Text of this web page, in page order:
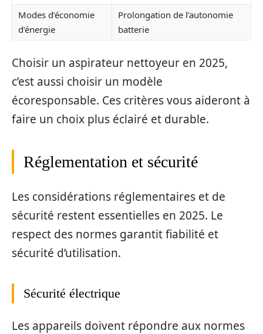
Modes d’économie
d’énergie
Prolongation de l’autonomie
batterie
Choisir un aspirateur nettoyeur en 2025,
c’est aussi choisir un modèle
écoresponsable. Ces critères vous aideront à
faire un choix plus éclairé et durable.
Réglementation et sécurité
Les considérations réglementaires et de
sécurité restent essentielles en 2025. Le
respect des normes garantit fiabilité et
sécurité d’utilisation.
Sécurité électrique
Les appareils doivent répondre aux normes